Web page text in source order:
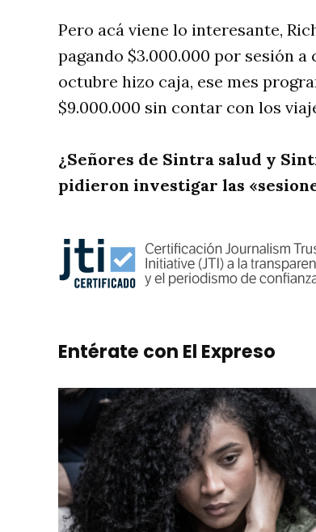
Pero acá viene lo interesante,
pagando $3.000.000 por sesión a
octubre hizo caja, ese mes
$9.000.000 sin contar con los
¿Señores de Sintra salud y
pidieron investigar las
Entérate con El Expreso